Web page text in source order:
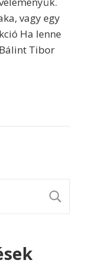
vagy egy
Ha lenne
Tibor